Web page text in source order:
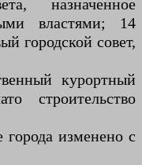
назначенное
властями; 14
городской совет,
курортный
строительство
изменено с